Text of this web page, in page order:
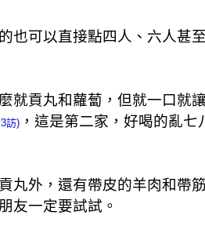
也可以直接點四人、六人甚
就貢丸和蘿蔔，但就一口就
訪) ，這是第二家，好喝的亂七
丸外，還有帶皮的羊肉和帶
友一定要試試。